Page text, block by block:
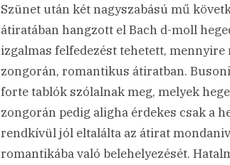
Szünet után két nagyszabású mű
átiratában hangzott el Bach d-moll
izgalmas felfedezést tehetett, mennyire
zongorán, romantikus átiratban.
forte tablók szólalnak meg, melyek
zongorán pedig aligha érdekes csak a
rendkívül jól eltalálta az átirat
romantikába való belehelyezését.